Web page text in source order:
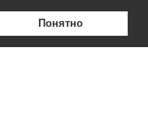
Понятно